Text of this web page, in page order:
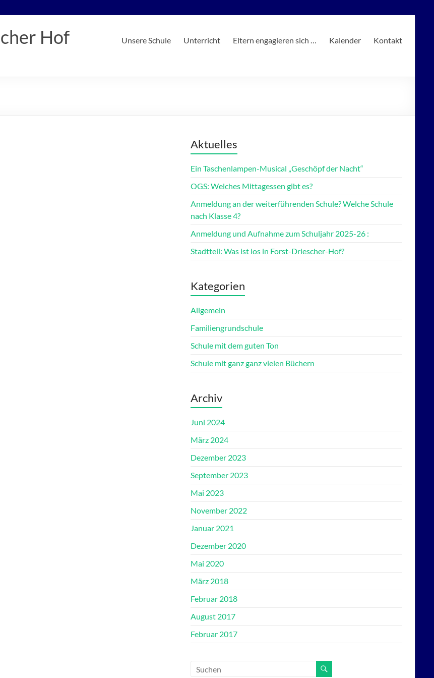
Hof Unsere Schule Unterricht Eltern engagieren sich … Kalender Kontakt
Aktuelles
Ein Taschenlampen-Musical „Geschöpf der Nacht“
OGS: Welches Mittagessen gibt es?
Anmeldung an der weiterführenden Schule? Welche Schule
nach Klasse 4?
Anmeldung und Aufnahme zum Schuljahr 2025-26 :
Stadtteil: Was ist los in Forst-Driescher-Hof?
Kategorien
Allgemein
Familiengrundschule
Schule mit dem guten Ton
Schule mit ganz ganz vielen Büchern
Archiv
Juni 2024
März 2024
Dezember 2023
September 2023
Mai 2023
November 2022
Januar 2021
Dezember 2020
Mai 2020
März 2018
Februar 2018
August 2017
Februar 2017